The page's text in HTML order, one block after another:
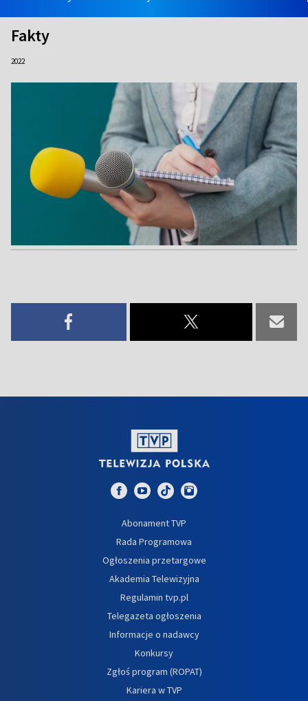
Fakty
2022
Abonament TVP
Rada Programowa
Ogłoszenia przetargowe
Akademia Telewizyjna
Regulamin tvp.pl
Telegazeta ogłoszenia
Informacje o nadawcy
Konkursy
Zgłoś program (ROPAT)
Kariera w TVP